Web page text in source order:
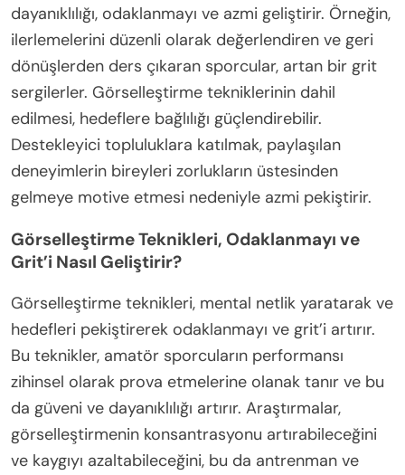
dayanıklılığı, odaklanmayı ve azmi geliştirir. Örneğin,
ilerlemelerini düzenli olarak değerlendiren ve geri
dönüşlerden ders çıkaran sporcular, artan bir grit
sergilerler. Görselleştirme tekniklerinin dahil
edilmesi, hedeflere bağlılığı güçlendirebilir.
Destekleyici topluluklara katılmak, paylaşılan
deneyimlerin bireyleri zorlukların üstesinden
gelmeye motive etmesi nedeniyle azmi pekiştirir.
Görselleştirme Teknikleri, Odaklanmayı ve
Grit’i Nasıl Geliştirir?
Görselleştirme teknikleri, mental netlik yaratarak ve
hedefleri pekiştirerek odaklanmayı ve grit’i artırır.
Bu teknikler, amatör sporcuların performansı
zihinsel olarak prova etmelerine olanak tanır ve bu
da güveni ve dayanıklılığı artırır. Araştırmalar,
görselleştirmenin konsantrasyonu artırabileceğini
ve kaygıyı azaltabileceğini, bu da antrenman ve